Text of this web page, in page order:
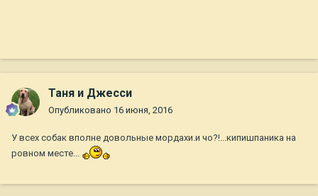
Таня и Джесси
Опубликовано 16 июня, 2016
У всех собак вполне довольные мордахи.и чо?!...кипишпаника на
ровном месте...